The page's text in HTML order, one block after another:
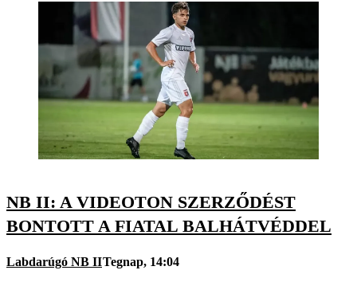
NB II: A VIDEOTON SZERZŐDÉST
BONTOTT A FIATAL BALHÁTVÉDDEL
Labdarúgó NB IITegnap, 14:04